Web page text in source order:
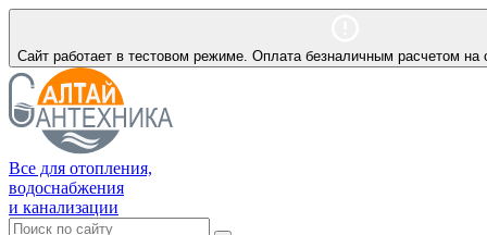
Сайт работает в тестовом режиме. Оплата безналичным расчетом на
Все для отопления,
водоснабжения
и канализации